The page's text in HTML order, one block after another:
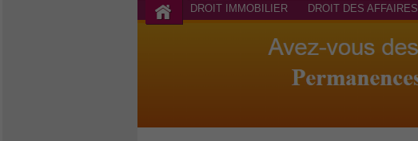
DROIT IMMOBILIER DROIT DES AFFAIRES